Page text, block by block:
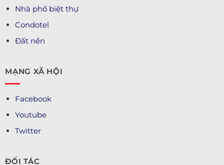
Nhà phố biệt thự
Condotel
Đất nền
MẠNG XÃ HỘI
Facebook
Youtube
Twitter
ĐỐI TÁC